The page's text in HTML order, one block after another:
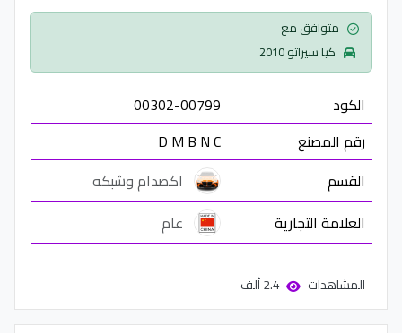
كيا سيراتو 2010
الكود
00302-00799
رقم المصنع
D M B N C
القسم
اكصدام وشبكه
العلامة التجارية
عام
المشاهدات 2.4 ألف